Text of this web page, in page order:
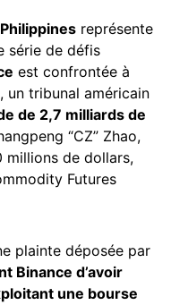
représente
série de défis
est confrontée à
un tribunal américain
de 2,7 milliards de
“CZ” Zhao,
millions de dollars,
Futures
plainte déposée par
Binance d’avoir
une bourse